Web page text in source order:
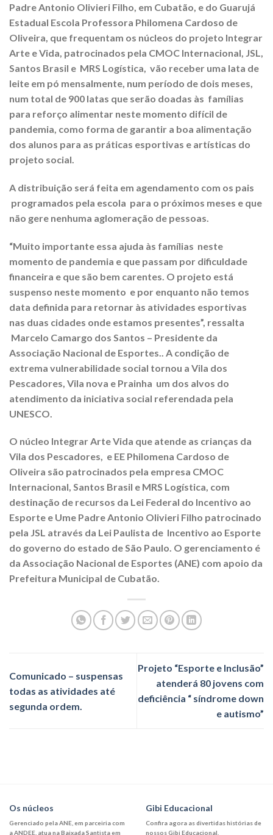
Padre Antonio Olivieri Filho, em Cubatão, e do Guarujá
Estadual Escola Professora Philomena Cardoso de
Oliveira, que frequentam os núcleos do projeto Integrar
Arte e Vida, patrocinados pela CMOC Internacional, JSL,
Santos Brasil e MRS Logística, vão receber uma lata de
leite em pó mensalmente, num período de dois meses,
num total de 900 latas que serão doadas às famílias
para reforço alimentar neste momento difícil de
pandemia, como forma de garantir a boa alimentação
dos alunos para as práticas esportivas e artísticas do
projeto social.
A distribuição será feita em agendamento com os pais
programados pela escola para o próximos meses e que
não gere nenhuma aglomeração de pessoas.
“Muito importante essa ajuda às famílias neste
momento de pandemia e que passam por dificuldade
financeira e que são bem carentes. O projeto está
suspenso neste momento e por enquanto não temos
data definida para retornar às atividades esportivas
nas duas cidades onde estamos presentes”, ressalta
Marcelo Camargo dos Santos – Presidente da
Associação Nacional de Esportes.. A condição de
extrema vulnerabilidade social tornou a Vila dos
Pescadores, Vila nova e Prainha um dos alvos do
atendimento da iniciativa social referendada pela
UNESCO.
O núcleo Integrar Arte Vida que atende as crianças da
Vila dos Pescadores, e EE Philomena Cardoso de
Oliveira são patrocinados pela empresa CMOC
Internacional, Santos Brasil e MRS Logística, com
destinação de recursos da Lei Federal do Incentivo ao
Esporte e Ume Padre Antonio Olivieri Filho patrocinado
pela JSL através da Lei Paulista de Incentivo ao Esporte
do governo do estado de São Paulo. O gerenciamento é
da Associação Nacional de Esportes (ANE) com apoio da
Prefeitura Municipal de Cubatão.
Comunicado – suspensas
todas as atividades até
segunda ordem.
Projeto “Esporte e Inclusão”
atenderá 80 jovens com
deficiência “ síndrome down
e autismo”
Os núcleos
Gerenciado pela ANE, em parceiria com
a ANDEE, atua na Baixada Santista em
Gibi Educacional
Confira agora as divertidas histórias de
nossos Gibi Educacional.